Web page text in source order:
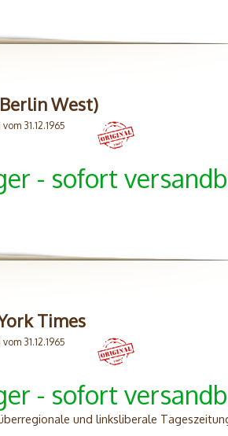
West)
31.12.1965
- sofort
Times
31.12.1965
- sofort
und linksliberale